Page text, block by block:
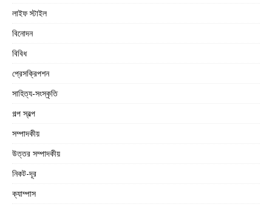
লাইফ স্টাইল
বিনোদন
বিবিধ
প্রেসক্রিপশন
সাহিত্য-সংস্কৃতি
গল্প স্বল্প
সম্পাদকীয়
উত্তর সম্পাদকীয়
নিকট-দূর
ক্যাম্পাস